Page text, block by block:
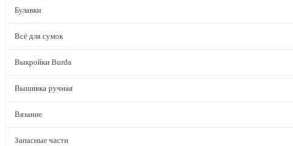
Булавки
Всё для сумок
Выкройки Burda
Вышивка ручная
Вязание
Запасные части